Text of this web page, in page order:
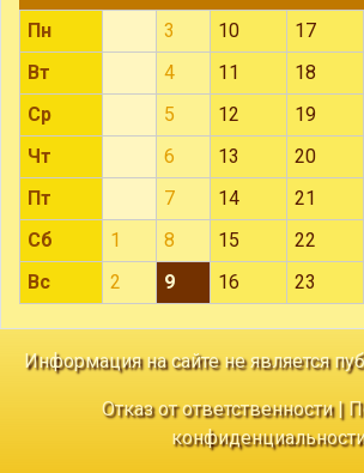
Пн 3 10 17
Вт
4 11 18
Ср
5 12 19
Чт
6 13 20
Пт
7 14 21
Сб
1 8 15 22
Вс
2 9 16 23
Информация на сайте не является
Отказ от ответственности|